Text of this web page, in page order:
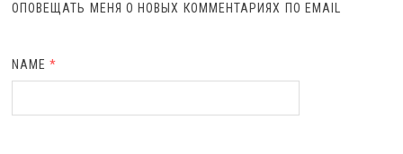
ОПОВЕЩАТЬ МЕНЯ О НОВЫХ КОММЕНТАРИЯХ ПО EMAIL
NAME*